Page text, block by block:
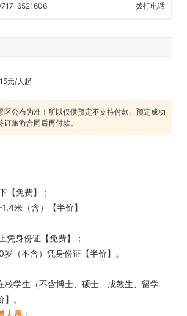
6521606 拨打电话
元/人起
区公布为准！所以仅供预定不支持付款。预定成功
旅游合同后再付款。
【免费】；
米（含）【半价】
凭身份证【免费】；
（不含）凭身份证【半价】。
校学生（不含博士、硕士、成教生、留学
。